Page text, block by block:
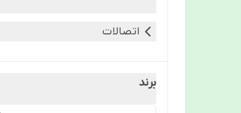
اتصالات
برند